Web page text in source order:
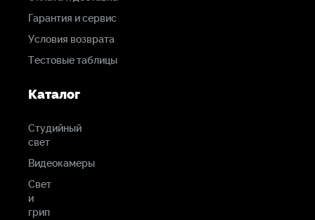
Гарантия и сервис
Условия возврата
Тестовые таблицы
Каталог
Студийный
свет
Видеокамеры
Свет
и
грип